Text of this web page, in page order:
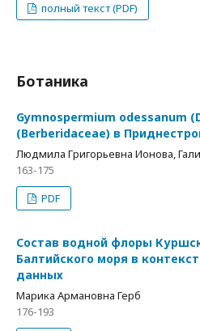
полный текст (PDF)
Ботаника
Gymnospermium odessanum
(Berberidaceae) в
Людмила Григорьевна Ионова,
163-175
PDF
Состав водной флоры
Балтийского моря в
данных
Марика Армановна Герб
176-193